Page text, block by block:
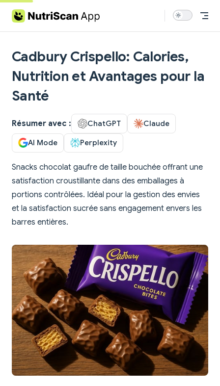
Skip to content
Cadbury Crispello: Calories,
Nutrition et Avantages pour la
Santé
Résumer avec : ChatGPT Claude
AI Mode Perplexity
Snacks chocolat gaufre de taille bouchée offrant une
satisfaction croustillante dans des emballages à
portions contrôlées. Idéal pour la gestion des envies
et la satisfaction sucrée sans engagement envers les
barres entières.